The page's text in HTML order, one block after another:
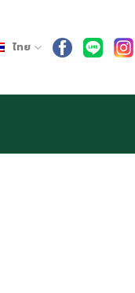
ไทย